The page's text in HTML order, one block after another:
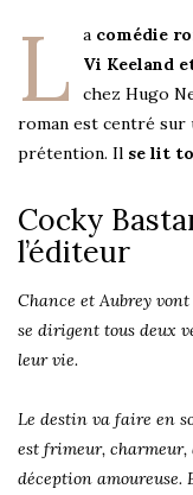
L a comédie
Vi Keeland
chez Hugo
roman est centré sur
prétention. Il se lit
Cocky
l’éditeur
Chance et Aubrey
se dirigent tous deux
leur vie.
Le destin va faire en
est frimeur, charmeur,
déception amoureuse.